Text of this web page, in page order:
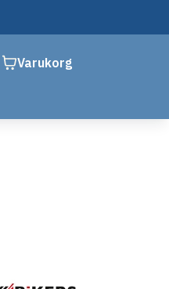
Varukorg